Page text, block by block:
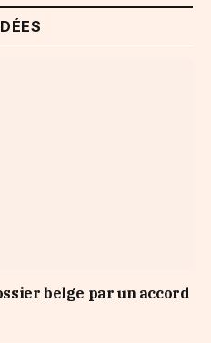
belge par un accord